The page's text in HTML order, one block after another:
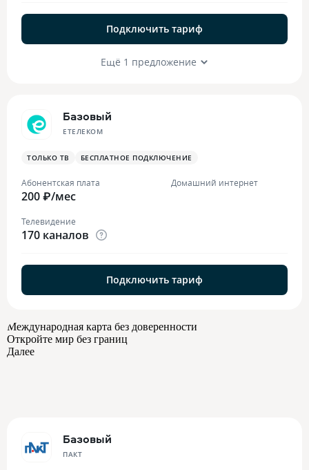
Подключить тариф
Ещё 1 предложение
Базовый
ЕТЕЛЕКОМ
ТОЛЬКО ТВ БЕСПЛАТНОЕ ПОДКЛЮЧЕНИЕ
Абонентская плата
200 ₽/мес
Домашний интернет
Телевидение
170 каналов
Подключить тариф
Базовый
ПАКТ